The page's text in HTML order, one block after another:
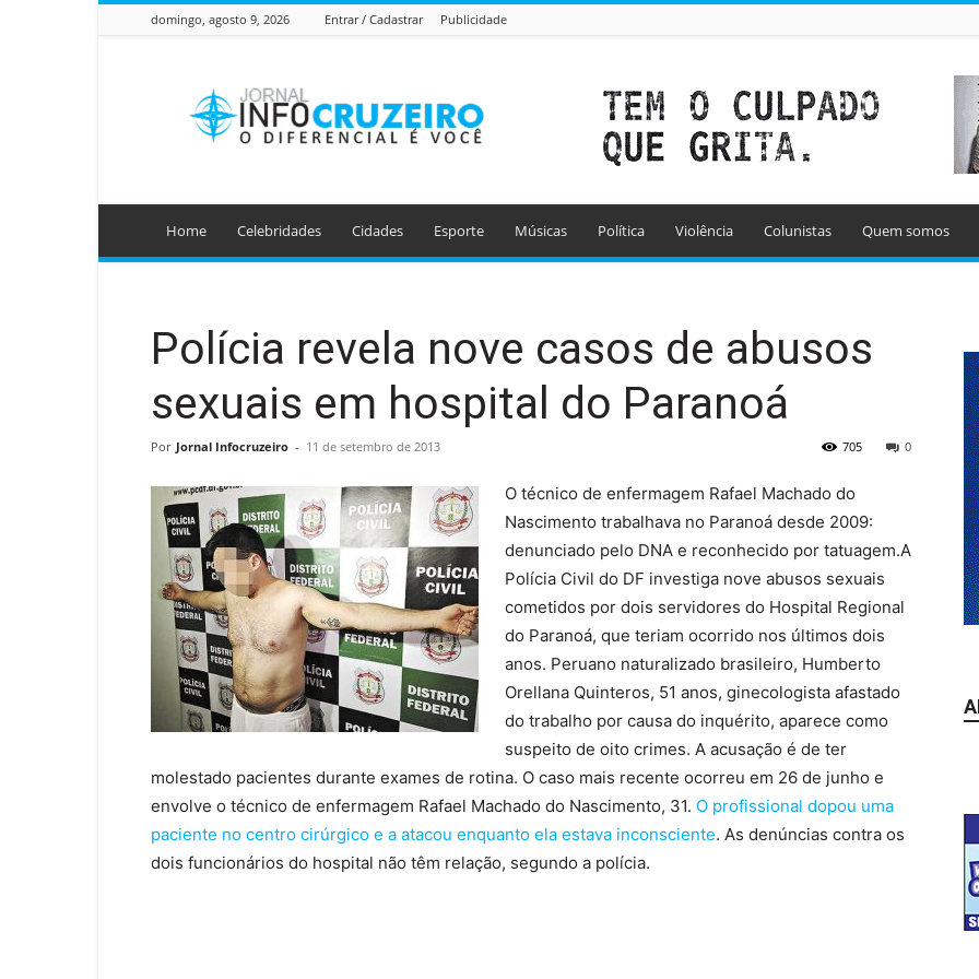
domingo, agosto 9, 2026 Entrar / Cadastrar Publicidade
Info
Cruzeiro
Home Celebridades Cidades Esporte Músicas Política Violência Colunistas Quem somos
Polícia revela nove casos de abusos
sexuais em hospital do Paranoá
Por Jornal Infocruzeiro - 11 de setembro de 2013 0
705
O técnico de enfermagem Rafael Machado do
Nascimento trabalhava no Paranoá desde 2009:
denunciado pelo DNA e reconhecido por tatuagem.A
Polícia Civil do DF investiga nove abusos sexuais
cometidos por dois servidores do Hospital Regional
do Paranoá, que teriam ocorrido nos últimos dois
anos. Peruano naturalizado brasileiro, Humberto
Orellana Quinteros, 51 anos, ginecologista afastado
do trabalho por causa do inquérito, aparece como
suspeito de oito crimes. A acusação é de ter
molestado pacientes durante exames de rotina. O caso mais recente ocorreu em 26 de junho e
envolve o técnico de enfermagem Rafael Machado do Nascimento, 31. O profissional dopou uma
paciente no centro cirúrgico e a atacou enquanto ela estava inconsciente. As denúncias contra os
dois funcionários do hospital não têm relação, segundo a polícia.